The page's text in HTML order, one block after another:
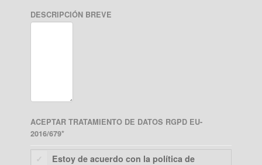
DESCRIPCIÓN BREVE
ACEPTAR TRATAMIENTO DE DATOS RGPD EU-
2016/679*
Estoy de acuerdo con la política de